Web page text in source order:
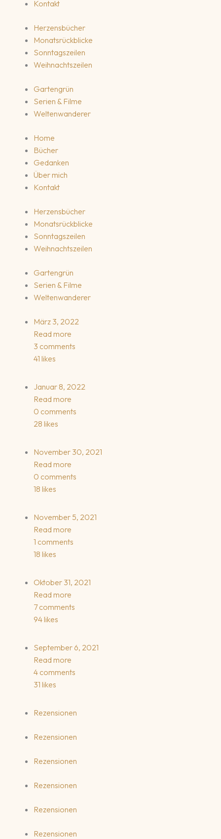
Kontakt
Herzensbücher
Monatsrückblicke
Sonntagszeilen
Weihnachtszeilen
Gartengrün
Serien & Filme
Weltenwanderer
Home
Bücher
Gedanken
Über mich
Kontakt
Herzensbücher
Monatsrückblicke
Sonntagszeilen
Weihnachtszeilen
Gartengrün
Serien & Filme
Weltenwanderer
März 3, 2022
Read more
3 comments
41 likes
Januar 8, 2022
Read more
0 comments
28 likes
November 30, 2021
Read more
0 comments
18 likes
November 5, 2021
Read more
1 comments
18 likes
Oktober 31, 2021
Read more
7 comments
94 likes
September 6, 2021
Read more
4 comments
31 likes
Rezensionen
Rezensionen
Rezensionen
Rezensionen
Rezensionen
Rezensionen